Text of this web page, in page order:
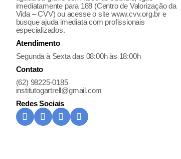
imediatamente para 188 (Centro de Valorização da
Vida – CVV) ou acesse o site www.cvv.org.br e
busque ajuda imediata com profissionais
especializados.
Atendimento
Segunda à Sexta das 08:00h às 18:00h
Contato
(62) 98225-0185
institutogartrell@gmail.com
Redes Sociais